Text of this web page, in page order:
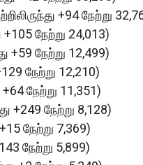
+94 நேற்று
+105 நேற்று 24,013)
+59 நேற்று 12,499)
நேற்று 12,210)
+64 நேற்று 11,351)
+249 நேற்று 8,128)
நேற்று 7,369)
நேற்று 5,899)